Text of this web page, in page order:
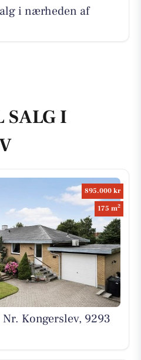
i nærheden af
SALG I
895.000 kr
175 m2
Kongerslev, 9293